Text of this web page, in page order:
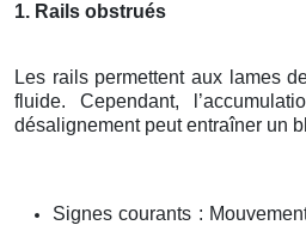
1. Rails obstrués
Les rails permettent aux lames
fluide. Cependant,
désalignement peut entraîner un
Signes courants :